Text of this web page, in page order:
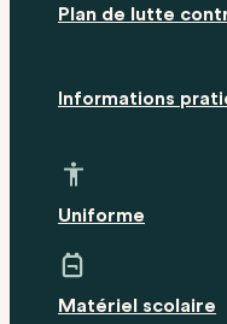
Plan de lutte
Informations
Uniforme
Matériel scolaire